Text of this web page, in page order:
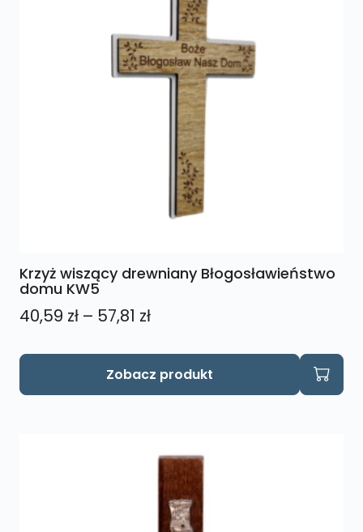
Krzyż wiszący drewniany Błogosławieństwo
domu KW5
40,59 zł – 57,81 złZakres
40,59 zł
Zobacz produkt
Ten